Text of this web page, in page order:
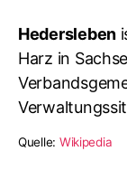
Hedersleben
Harz in
Quelle: Wikipedia